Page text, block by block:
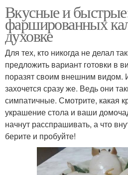
Вкусные и
фаршированных
духовке
Для тех, кто никогда не делал
предложить вариант готовки в
поразят своим внешним видом.
захочется сразу же. Ведь они
симпатичные. Смотрите, какая
украшение стола и ваши
начнут расспрашивать, а что
берите и пробуйте!